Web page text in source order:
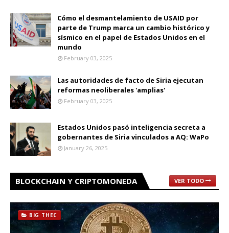
Cómo el desmantelamiento de USAID por
parte de Trump marca un cambio histórico y
sísmico en el papel de Estados Unidos en el
mundo
February 03, 2025
Las autoridades de facto de Siria ejecutan
reformas neoliberales 'amplias'
February 03, 2025
Estados Unidos pasó inteligencia secreta a
gobernantes de Siria vinculados a AQ: WaPo
January 26, 2025
BLOCKCHAIN Y CRIPTOMONEDA VER TODO
BIG THEC